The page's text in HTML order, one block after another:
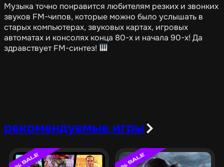
Музыка точно понравится любителям резких и звонких
звуков FM-чипов, которые можно было услышать в
старых компьютерах, звуковых картах, игровых
автоматах и консолях конца 80-х и начала 90-х! Да
здравствует FM-синтез!
рекомендуемые игры